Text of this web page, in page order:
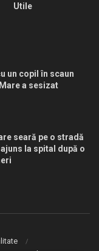
Utile
un copil în scaun
a sesizat
seară pe o stradă
la spital după o